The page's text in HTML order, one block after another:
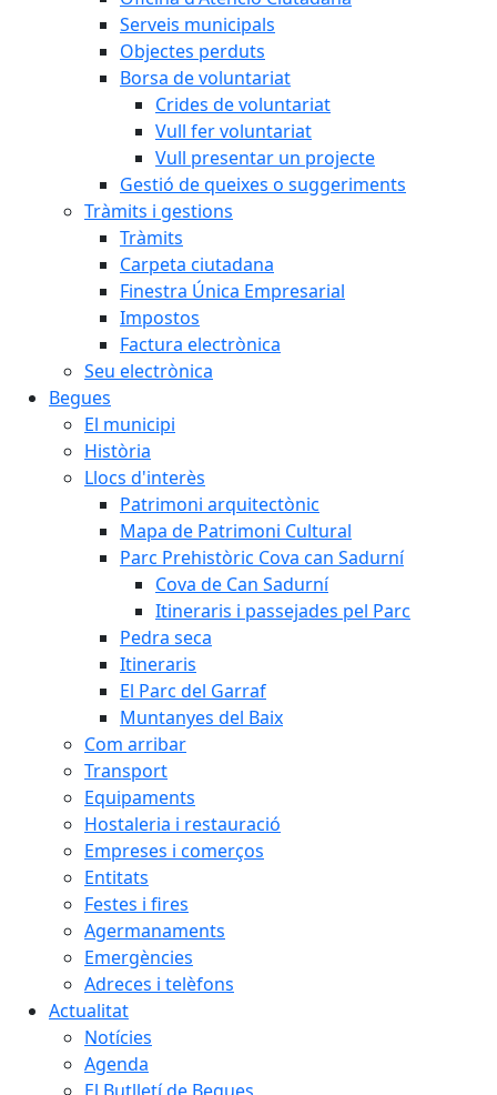
Serveis municipals
Objectes perduts
Borsa de voluntariat
Crides de voluntariat
Vull fer voluntariat
Vull presentar un projecte
Gestió de queixes o suggeriments
Tràmits i gestions
Tràmits
Carpeta ciutadana
Finestra Única Empresarial
Impostos
Factura electrònica
Seu electrònica
Begues
El municipi
Història
Llocs d'interès
Patrimoni arquitectònic
Mapa de Patrimoni Cultural
Parc Prehistòric Cova can Sadurní
Cova de Can Sadurní
Itineraris i passejades pel Parc
Pedra seca
Itineraris
El Parc del Garraf
Muntanyes del Baix
Com arribar
Transport
Equipaments
Hostaleria i restauració
Empreses i comerços
Entitats
Festes i fires
Agermanaments
Emergències
Adreces i telèfons
Actualitat
Notícies
Agenda